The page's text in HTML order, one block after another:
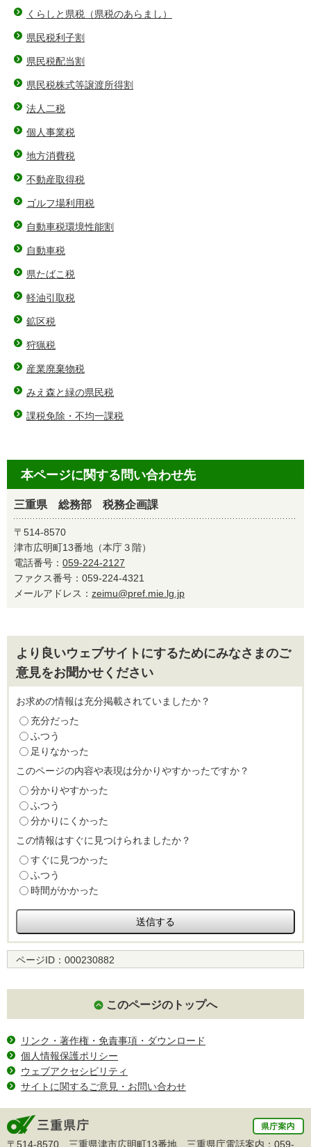
くらしと県税（県税のあらまし）
県民税利子割
県民税配当割
県民税株式等譲渡所得割
法人二税
個人事業税
地方消費税
不動産取得税
ゴルフ場利用税
自動車税環境性能割
自動車税
県たばこ税
軽油引取税
鉱区税
狩猟税
産業廃棄物税
みえ森と緑の県民税
課税免除・不均一課税
本ページに関する問い合わせ先
三重県 総務部 税務企画課
〒514-8570
津市広明町13番地（本庁３階）
電話番号： 059-224-2127
ファクス番号：059-224-4321
メールアドレス： zeimu@pref.mie.lg.jp
より良いウェブサイトにするためにみなさまのご
意見をお聞かせください
お求めの情報は充分掲載されていましたか？
充分だった
ふつう
足りなかった
このページの内容や表現は分かりやすかったですか？
分かりやすかった
ふつう
分かりにくかった
この情報はすぐに見つけられましたか？
すぐに見つかった
ふつう
時間がかかった
ページID： 000230882
このページのトップへ
リンク・著作権・免責事項・ダウンロード
個人情報保護ポリシー
ウェブアクセシビリティ
サイトに関するご意見・お問い合わせ
〒514-8570 三重県津市広明町13番地 三重県庁電話案内： 059-